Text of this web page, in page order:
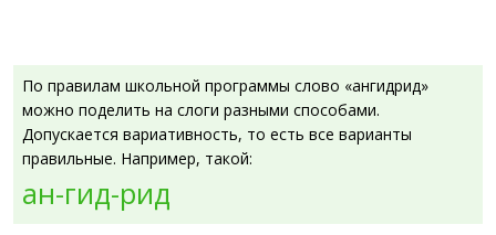
По правилам школьной программы слово «ангидрид»
можно поделить на слоги разными способами.
Допускается вариативность, то есть все варианты
правильные. Например, такой:
ан-гид-рид